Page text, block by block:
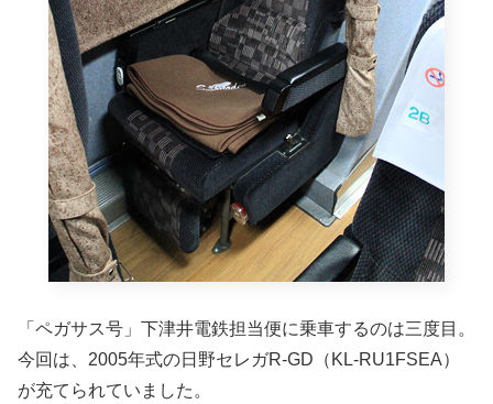
「ペガサス号」下津井電鉄担当便に乗車するのは三度目。
今回は、2005年式の日野セレガR-GD（KL-RU1FSEA）
が充てられていました。